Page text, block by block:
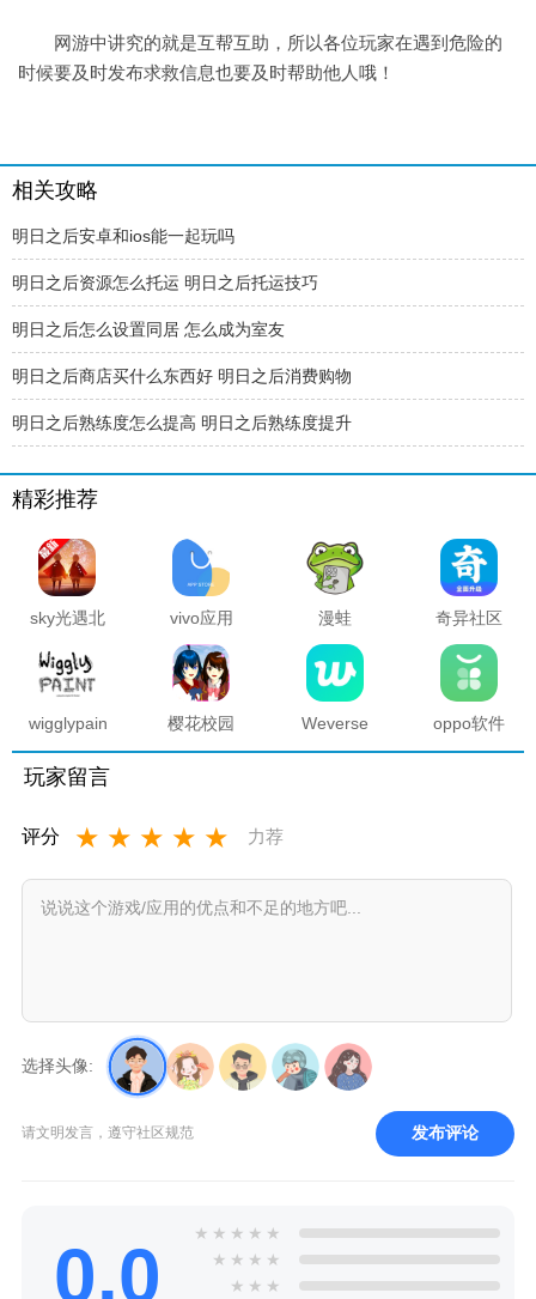
网游中讲究的就是互帮互助，所以各位玩家在遇到危险的
时候要及时发布求救信息也要及时帮助他人哦！
相关攻略
明日之后安卓和ios能一起玩吗
明日之后资源怎么托运 明日之后托运技巧
明日之后怎么设置同居 怎么成为室友
明日之后商店买什么东西好 明日之后消费购物
明日之后熟练度怎么提高 明日之后熟练度提升
精彩推荐
sky光遇北
解锁版
vivo应用
正版
漫蛙
官方正版
奇异社区
载安装
2025最新
版本
wigglypaint
樱花校园
Weverse
oppo软件
玩家留言
评分 ★ ★ ★ ★ ★ 力荐
选择头像:
请文明发言，遵守社区规范 发布评论
0.0 ★ ★ ★ ★ ★
★ ★ ★ ★
★ ★ ★